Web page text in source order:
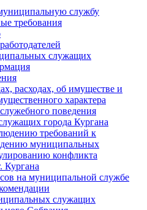
службу
требования
служащих
расходах, об имуществе и
характера
поведения
города Кургана
требований к
муниципальных
конфликта
Кургана
на муниципальной службе
служащих